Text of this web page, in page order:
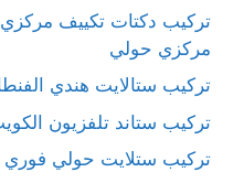
تركيب دكتات تكييف
مركزي حولي
تركيب ستالايت هندي
تركيب ستاند تلفزيون
تركيب ستلايت حولي فوري